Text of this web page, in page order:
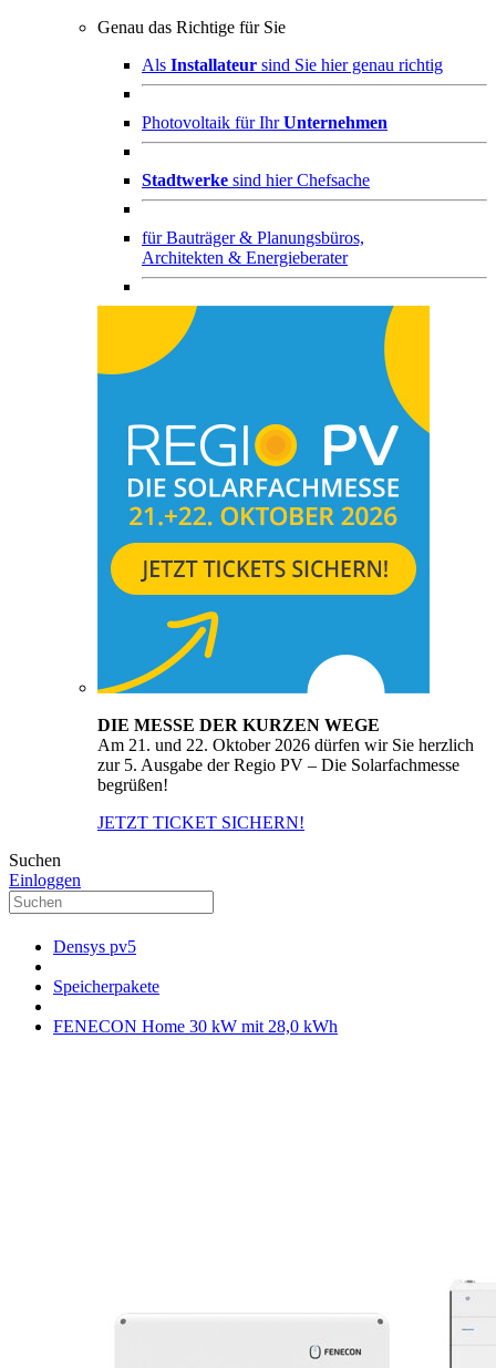
Genau das Richtige für Sie
Als Installateur sind Sie hier genau richtig
Photovoltaik für IhrUnternehmen
Stadtwerke sind hier Chefsache
fürBauträger & Planungsbüros,
Architekten & Energieberater
DIE MESSE DER KURZEN WEGE
Am 21. und 22. Oktober 2026 dürfen wir Sie herzlich
zur 5. Ausgabe der Regio PV – Die Solarfachmesse
begrüßen!
JETZT TICKET SICHERN!
Suchen
Einloggen
Densys pv5
Speicherpakete
FENECON Home 30 kW mit 28,0 kWh